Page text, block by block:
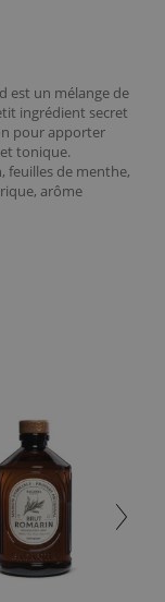
est un mélange de
ingrédient secret
pour apporter
tonique.
feuilles de menthe,
arôme